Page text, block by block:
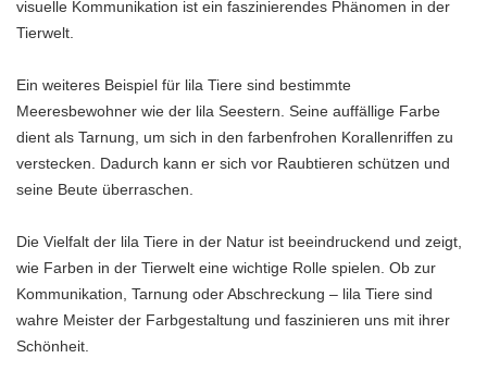
visuelle Kommunikation ist ein faszinierendes Phänomen in der
Tierwelt.
Ein weiteres Beispiel für lila Tiere sind bestimmte
Meeresbewohner wie der lila Seestern. Seine auffällige Farbe
dient als Tarnung, um sich in den farbenfrohen Korallenriffen zu
verstecken. Dadurch kann er sich vor Raubtieren schützen und
seine Beute überraschen.
Die Vielfalt der lila Tiere in der Natur ist beeindruckend und zeigt,
wie Farben in der Tierwelt eine wichtige Rolle spielen. Ob zur
Kommunikation, Tarnung oder Abschreckung – lila Tiere sind
wahre Meister der Farbgestaltung und faszinieren uns mit ihrer
Schönheit.